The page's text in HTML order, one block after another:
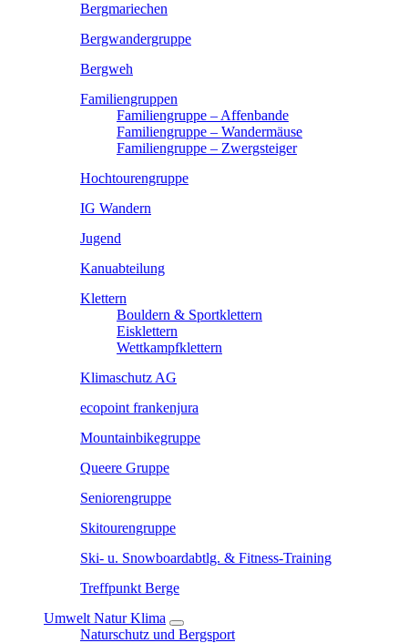
Bergmariechen
Bergwandergruppe
Bergweh
Familiengruppen
Familiengruppe – Affenbande
Familiengruppe – Wandermäuse
Familiengruppe – Zwergsteiger
Hochtourengruppe
IG Wandern
Jugend
Kanuabteilung
Klettern
Bouldern & Sportklettern
Eisklettern
Wettkampfklettern
Klimaschutz AG
ecopoint frankenjura
Mountainbikegruppe
Queere Gruppe
Seniorengruppe
Skitourengruppe
Ski- u. Snowboardabtlg. & Fitness-Training
Treffpunkt Berge
Umwelt Natur Klima
Naturschutz und Bergsport